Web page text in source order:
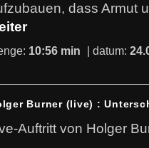
dass Armut
10:56 min | datum:
Burner (live) :
Auftritt von Holger